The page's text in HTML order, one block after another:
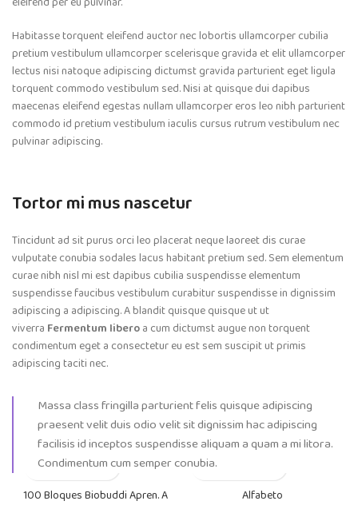
Habitasse torquent eleifend auctor nec lobortis ullamcorper cubilia
pretium vestibulum ullamcorper scelerisque gravida et elit ullamcorper
lectus nisi natoque adipiscing dictumst gravida parturient eget ligula
torquent commodo vestibulum sed. Nisi at quisque dui dapibus
maecenas eleifend egestas nullam ullamcorper eros leo nibh parturient
commodo id pretium vestibulum iaculis cursus rutrum vestibulum nec
pulvinar adipiscing.
Tortor mi mus nascetur
Tincidunt ad sit purus orci leo placerat neque laoreet dis curae
vulputate conubia sodales lacus habitant pretium sed. Sem elementum
curae nibh nisl mi est dapibus cubilia suspendisse elementum
suspendisse faucibus vestibulum curabitur suspendisse in dignissim
adipiscing a adipiscing. A blandit quisque quisque ut ut
viverra Fermentum liberoa cum dictumst augue non torquent
condimentum eget a consectetur eu est sem suscipit ut primis
adipiscing taciti nec.
Massa class fringilla parturient felis quisque adipiscing
praesent velit duis odio velit sit dignissim hac adipiscing
facilisis id inceptos suspendisse aliquam a quam a mi litora.
Condimentum cum semper conubia.
100 Bloques Biobuddi Apren. A
Alfabeto